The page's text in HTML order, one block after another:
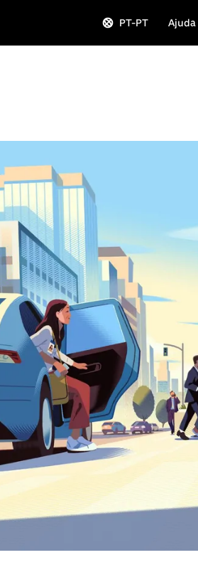
PT-PT Ajuda